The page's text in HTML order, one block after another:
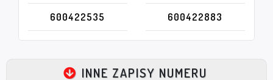
600422535 600422883
INNE ZAPISY NUMERU